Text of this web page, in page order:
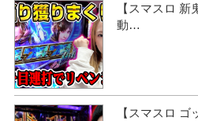
【スマスロ
動…
【スマスロ